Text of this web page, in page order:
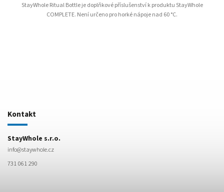
StayWhole Ritual Bottle je doplňkové příslušenství k produktu StayWhole
COMPLETE. Není určeno pro horké nápoje nad 60 °C.
Kontakt
StayWhole s.r.o.
info@staywhole.cz
731 061 290